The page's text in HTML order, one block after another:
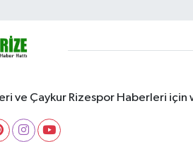
ve Çaykur Rizespor Haberleri